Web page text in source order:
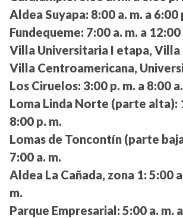
Aldea Suyapa: 8:00 a. m. a 6:00
Fundequeme: 7:00 a. m. a 12:00
Villa Universitaria I etapa, Villa
Villa Centroamericana,
Los Ciruelos: 3:00 p. m. a 8:00
Loma Linda Norte (parte alta):
8:00 p. m.
Lomas de Toncontín (parte
7:00 a. m.
Aldea La Cañada, zona 1: 5:00
m.
Parque Empresarial: 5:00 a. m.